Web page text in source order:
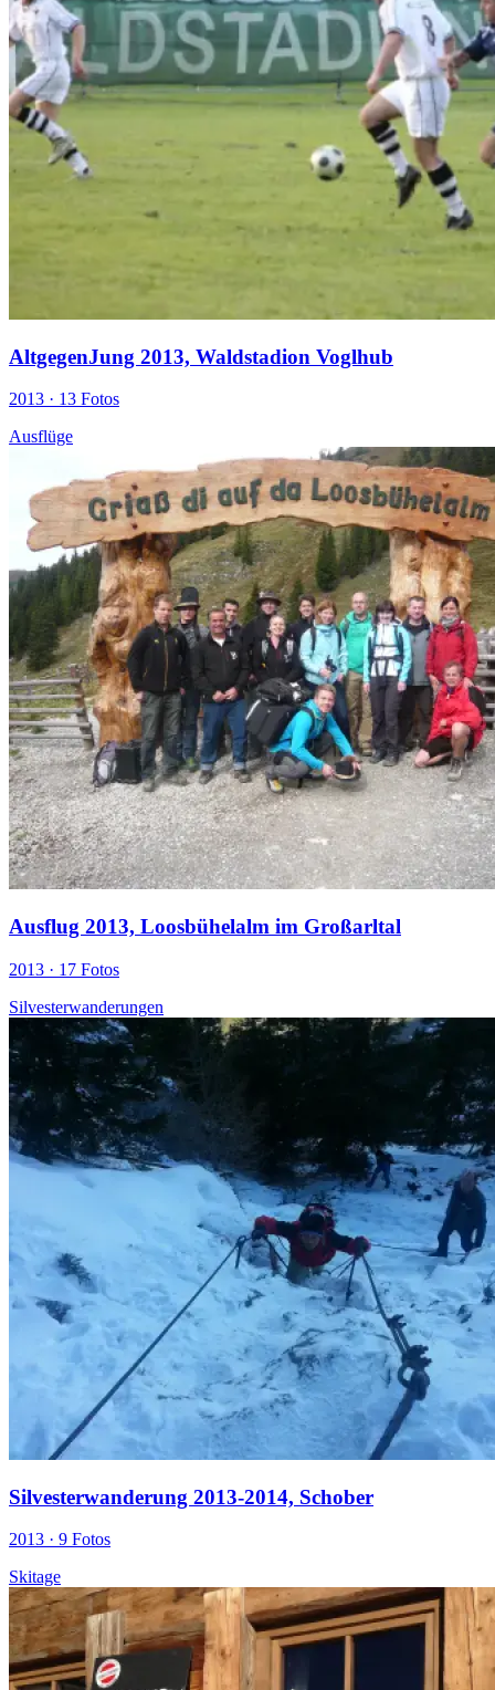
AltgegenJung 2013, Waldstadion Voglhub
2013 · 13 Fotos
Ausflüge
Ausflug 2013, Loosbühelalm im Großarltal
2013 · 17 Fotos
Silvesterwanderungen
Silvesterwanderung 2013-2014, Schober
2013 · 9 Fotos
Skitage